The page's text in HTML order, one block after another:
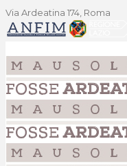
Via Ardeatina 174, Roma